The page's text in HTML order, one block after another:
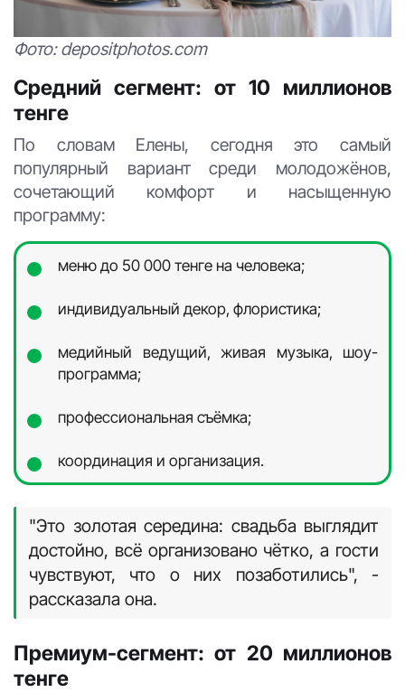
Фото: depositphotos.com
Средний сегмент: от 10 миллионов
тенге
По словам Елены, сегодня это самый
популярный вариант среди молодожёнов,
сочетающий комфорт и насыщенную
программу:
меню до 50 000 тенге на человека;
индивидуальный декор, флористика;
медийный ведущий, живая музыка, шоу-
программа;
профессиональная съёмка;
координация и организация.
"Это золотая середина: свадьба выглядит
достойно, всё организовано чётко, а гости
чувствуют, что о них позаботились", -
рассказала она.
Премиум-сегмент: от 20 миллионов
тенге